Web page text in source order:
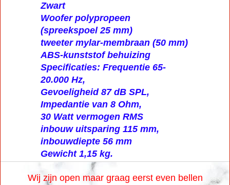
Zwart
Woofer polypropeen
(spreekspoel 25 mm)
tweeter mylar-membraan (50 mm)
ABS-kunststof behuizing
Specificaties: Frequentie 65-
20.000 Hz,
Gevoeligheid 87 dB SPL,
Impedantie van 8 Ohm,
30 Watt vermogen RMS
inbouw uitsparing 115 mm,
inbouwdiepte 56 mm
Gewicht 1,15 kg.
Wij zijn open maar graag eerst even bellen